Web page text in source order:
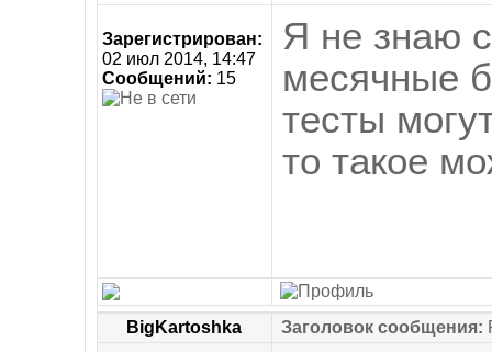
Зарегистрирован:
02 июл 2014, 14:47
Сообщений: 15
Я не знаю
месячные
тесты
то такое
BigKartoshka Заголовок сообщения: